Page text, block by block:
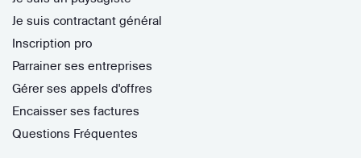
Je suis contractant général
Inscription pro
Parrainer ses entreprises
Gérer ses appels d'offres
Encaisser ses factures
Questions Fréquentes